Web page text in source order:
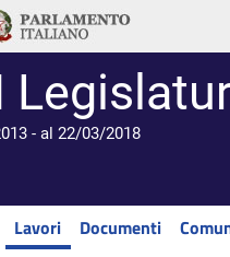
- al 22/03/2018
Lavori Documenti